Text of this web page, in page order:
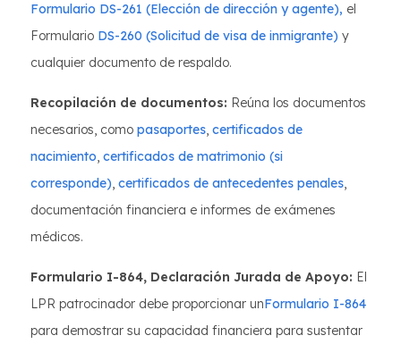
Formulario DS-261 (Elección de dirección y agente), el
Formulario DS-260 (Solicitud de visa de inmigrante) y
cualquier documento de respaldo.
Recopilación de documentos: Reúna los documentos
necesarios, como pasaportes, certificados de
nacimiento, certificados de matrimonio (si
corresponde), certificados de antecedentes penales,
documentación financiera e informes de exámenes
médicos.
Formulario I-864, Declaración Jurada de Apoyo: El
LPR patrocinador debe proporcionar unFormulario I-864
para demostrar su capacidad financiera para sustentar